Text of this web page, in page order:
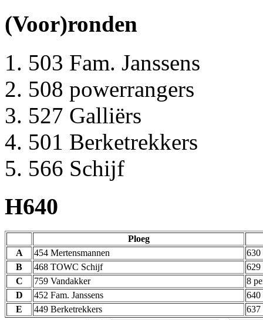
(Voor)ronden
503 Fam. Janssens
508 powerrangers
527 Galliërs
501 Berketrekkers
566 Schijf
H640
Ploeg
A
454 Mertensmannen
630
B
468 TOWC Schijf
629
C
759 Vandakker
8
D
452 Fam. Janssens
640
E
449 Berketrekkers 637